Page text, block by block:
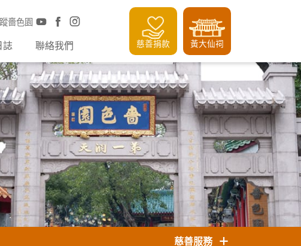
嗇色園
誌 聯絡我們 慈善捐款 黃大仙祠
慈善服務